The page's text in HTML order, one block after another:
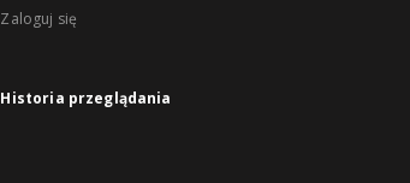
Zaloguj się
Historia przeglądania